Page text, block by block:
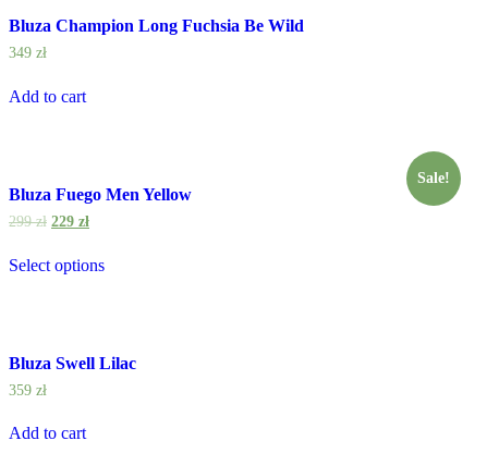
Bluza Champion Long Fuchsia Be Wild
349 zł
Add to cart
Sale!
Bluza Fuego Men Yellow
299zł 229 zł
Select options
Bluza Swell Lilac
359 zł
Add to cart